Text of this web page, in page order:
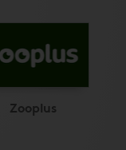
Zooplus